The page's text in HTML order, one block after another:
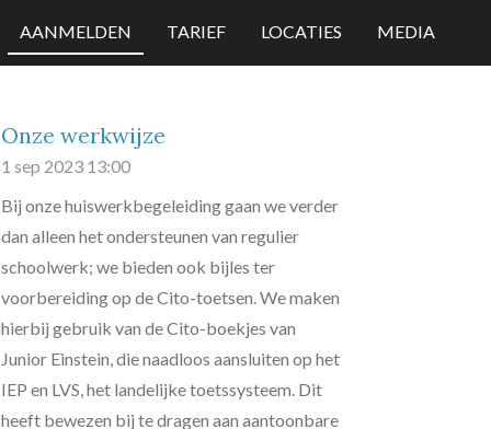
AANMELDEN TARIEF LOCATIES MEDIA
Onze werkwijze
1 sep 2023 13:00
Bij onze huiswerkbegeleiding gaan we verder
dan alleen het ondersteunen van regulier
schoolwerk; we bieden ook bijles ter
voorbereiding op de Cito-toetsen. We maken
hierbij gebruik van de Cito-boekjes van
Junior Einstein, die naadloos aansluiten op het
IEP en LVS, het landelijke toetssysteem. Dit
heeft bewezen bij te dragen aan aantoonbare